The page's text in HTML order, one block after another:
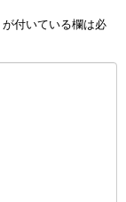
が付いている欄は必